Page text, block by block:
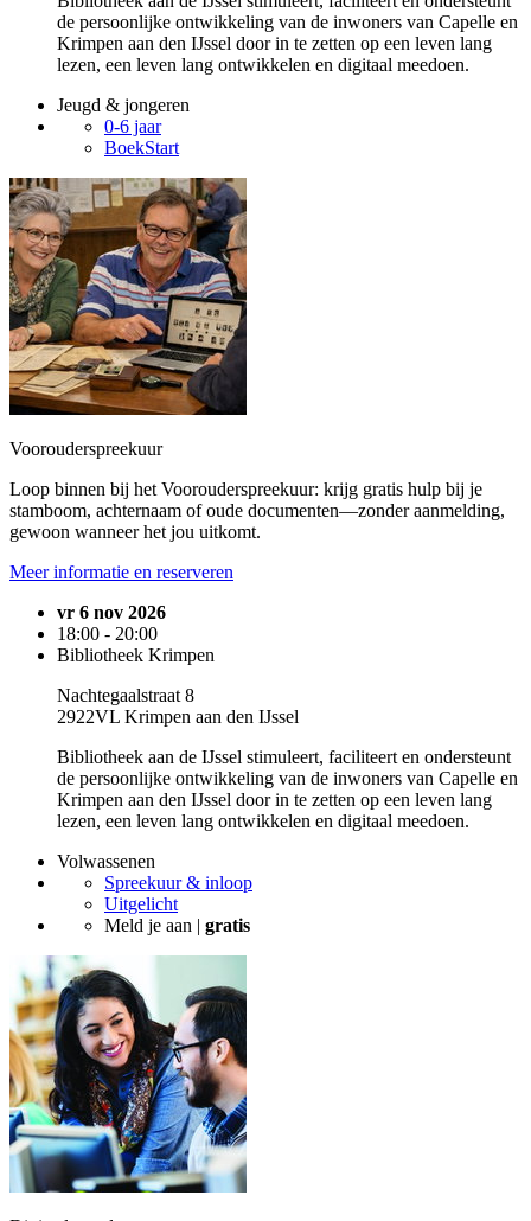
de persoonlijke ontwikkeling van de inwoners van Capelle en
Krimpen aan den IJssel door in te zetten op een leven lang
lezen, een leven lang ontwikkelen en digitaal meedoen.
Jeugd & jongeren
0-6 jaar
BoekStart
Voorouderspreekuur
Loop binnen bij het Voorouderspreekuur: krijg gratis hulp bij je
stamboom, achternaam of oude documenten—zonder aanmelding,
gewoon wanneer het jou uitkomt.
Meer informatie en reserveren
vr 6 nov 2026
18:00 - 20:00
Bibliotheek Krimpen
Nachtegaalstraat 8
2922VL Krimpen aan den IJssel
Bibliotheek aan de IJssel stimuleert, faciliteert en ondersteunt
de persoonlijke ontwikkeling van de inwoners van Capelle en
Krimpen aan den IJssel door in te zetten op een leven lang
lezen, een leven lang ontwikkelen en digitaal meedoen.
Volwassenen
Spreekuur & inloop
Uitgelicht
Meld je aan | gratis